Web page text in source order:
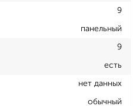
9
панельный
9
есть
нет данных
обычный